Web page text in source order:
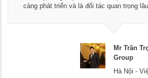
Chúc các bạn phát triển hơn, phục vụ
Mr
Hà Nội